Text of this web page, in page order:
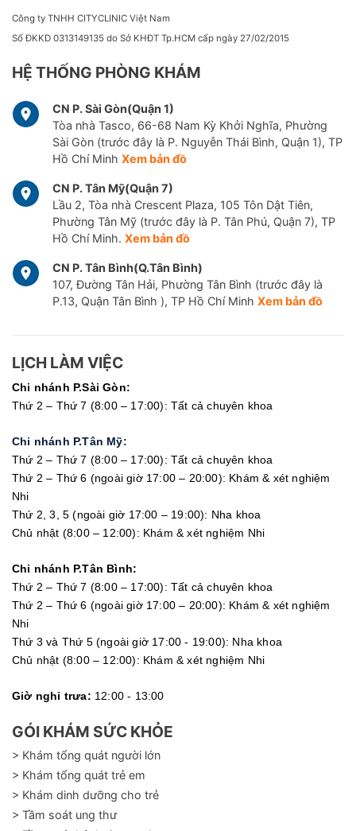
Công ty TNHH CITYCLINIC Việt Nam
Số ĐKKD 0313149135 do Sở KHĐT Tp.HCM cấp ngày 27/02/2015
HỆ THỐNG PHÒNG KHÁM
CN P. Sài Gòn(Quận 1)
Tòa nhà Tasco, 66-68 Nam Kỳ Khởi Nghĩa, Phường
Sài Gòn (trước đây là P. Nguyễn Thái Bình, Quận 1), TP
Hồ Chí Minh Xem bản đồ
CN P. Tân Mỹ(Quận 7)
Lầu 2, Tòa nhà Crescent Plaza, 105 Tôn Dật Tiên,
Phường Tân Mỹ (trước đây là P. Tân Phú, Quận 7), TP
Hồ Chí Minh. Xem bản đồ
CN P. Tân Bình(Q.Tân Bình)
107, Đường Tân Hải, Phường Tân Bình (trước đây là
P.13, Quận Tân Bình ), TP Hồ Chí Minh Xem bản đồ
LỊCH LÀM VIỆC
Chi nhánh P.Sài Gòn:
Thứ 2 – Thứ 7 (8:00 – 17:00): Tất cả chuyên khoa
Chi nhánh P.Tân Mỹ:
Thứ 2 – Thứ 7 (8:00 – 17:00): Tất cả chuyên khoa
Thứ 2 – Thứ 6 (ngoài giờ 17:00 – 20:00): Khám & xét nghiệm
Nhi
Thứ 2, 3, 5 (ngoài giờ 17:00 – 19:00): Nha khoa
Chủ nhật (8:00 – 12:00): Khám & xét nghiệm Nhi
Chi nhánh P.Tân Bình:
Thứ 2 – Thứ 7 (8:00 – 17:00): Tất cả chuyên khoa
Thứ 2 – Thứ 6 (ngoài giờ 17:00 – 20:00): Khám & xét nghiệm
Nhi
Thứ 3 và Thứ 5 (ngoài giờ 17:00 - 19:00): Nha khoa
Chủ nhật (8:00 – 12:00): Khám & xét nghiệm Nhi
Giờ nghỉ trưa: 12:00 - 13:00
GÓI KHÁM SỨC KHỎE
> Khám tổng quát người lớn
> Khám tổng quát trẻ em
> Khám dinh dưỡng cho trẻ
> Tầm soát ung thư